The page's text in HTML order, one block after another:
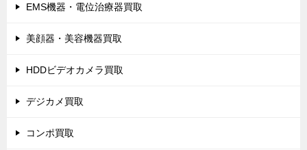
EMS機器・電位治療器買取
美顔器・美容機器買取
HDDビデオカメラ買取
デジカメ買取
コンポ買取